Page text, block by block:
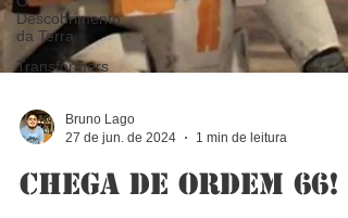
Descobrimento
da Terra
Transformers